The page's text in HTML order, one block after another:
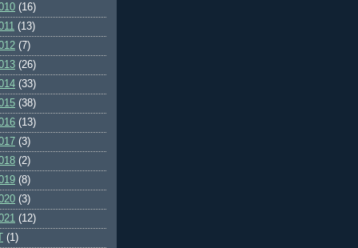
(16)
(13)
(7)
(26)
(33)
(38)
(13)
(3)
(2)
(8)
(3)
(12)
(1)